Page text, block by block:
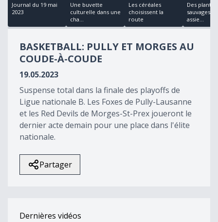
17
minutes,
seconds
Journal du 19 mai
2023
Une buvette
culturelle dans une
cha...
Les céréales
choisissent la
route
Des plantes
sauvages
assie...
BASKETBALL: PULLY ET MORGES AU
COUDE-À-COUDE
19.05.2023
Suspense total dans la finale des playoffs de
Ligue nationale B. Les Foxes de Pully-Lausanne
et les Red Devils de Morges-St-Prex joueront le
dernier acte demain pour une place dans l'élite
nationale.
Partager
Dernières vidéos